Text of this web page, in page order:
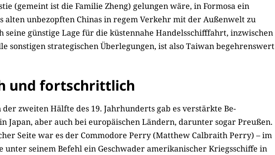
(gemeint ist die Familie Zheng) gelungen wäre, in Formosa ein
alten unbezopften Chinas in regem Verkehr mit der Außenwelt zu
seine günstige Lage für die küstennahe Handelsschifffahrt, inzwischen
sonstigen strategischen Überlegungen, ist also Taiwan begehrenswert
und fortschrittlich
zweiten Hälfte des 19. Jahrhunderts gab es verstärkte Be-
Japan, aber auch bei europäischen Ländern, darunter sogar Preußen.
Seite war es der Commodore Perry (Matthew Calbraith Perry) – im
unter seinem Befehl ein Geschwader amerikanischer Kriegsschiffe in